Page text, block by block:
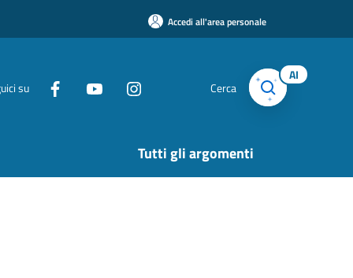
Accedi all'area personale
su Cerca
AI
Tutti gli argomenti